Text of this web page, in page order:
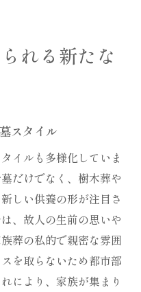
れる新たな
スタイル
イルも多様化していま
だけでなく、樹木葬や
しい供養の形が注目さ
、故人の生前の思いや
葬の私的で親密な雰囲
を取らないため都市部
により、家族が集まり